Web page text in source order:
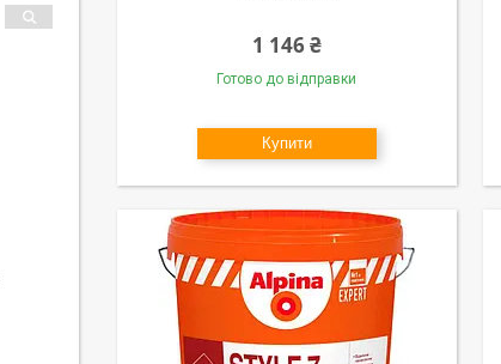
1 146 ₴
Готово до відправки
Купити